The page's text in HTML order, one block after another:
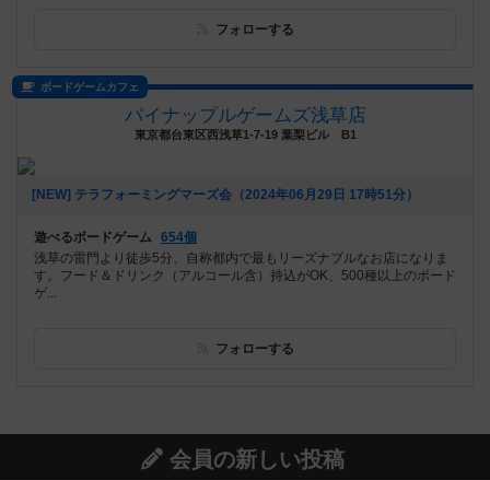
フォローする
ボードゲームカフェ
パイナップルゲームズ浅草店
東京都台東区西浅草1-7-19 葉梨ビル B1
[NEW] テラフォーミングマーズ会（2024年06月29日 17時51分）
遊べるボードゲーム 654個
浅草の雷門より徒歩5分、自称都内で最もリーズナブルなお店になりま
す。フード＆ドリンク（アルコール含）持込がOK、500種以上のボード
ゲ...
フォローする
会員の新しい投稿